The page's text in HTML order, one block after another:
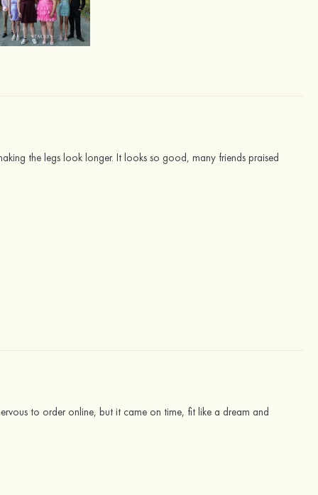
the legs look longer. It looks so good, many friends praised
to order online, but it came on time, fit like a dream and